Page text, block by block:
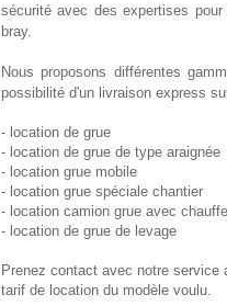
sécurité avec des expertises
bray.
Nous proposons différentes
possibilité d'un livraison express
- location de grue
- location de grue de type araignée
- location grue mobile
- location grue spéciale chantier
- location camion grue avec
- location de grue de levage
Prenez contact avec notre service
tarif de location du modèle voulu.